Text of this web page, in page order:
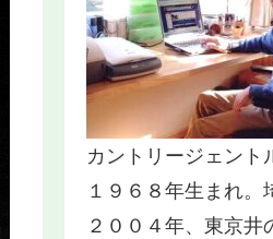
カントリージェント
１９６８年生まれ。
２００４年、東京井